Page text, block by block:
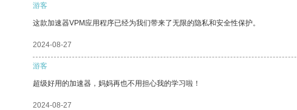
游客
这款加速器VPM应用程序已经为我们带来了无限的隐私和安全性保护。
2024-08-27
游客
超级好用的加速器，妈妈再也不用担心我的学习啦！
2024-08-27